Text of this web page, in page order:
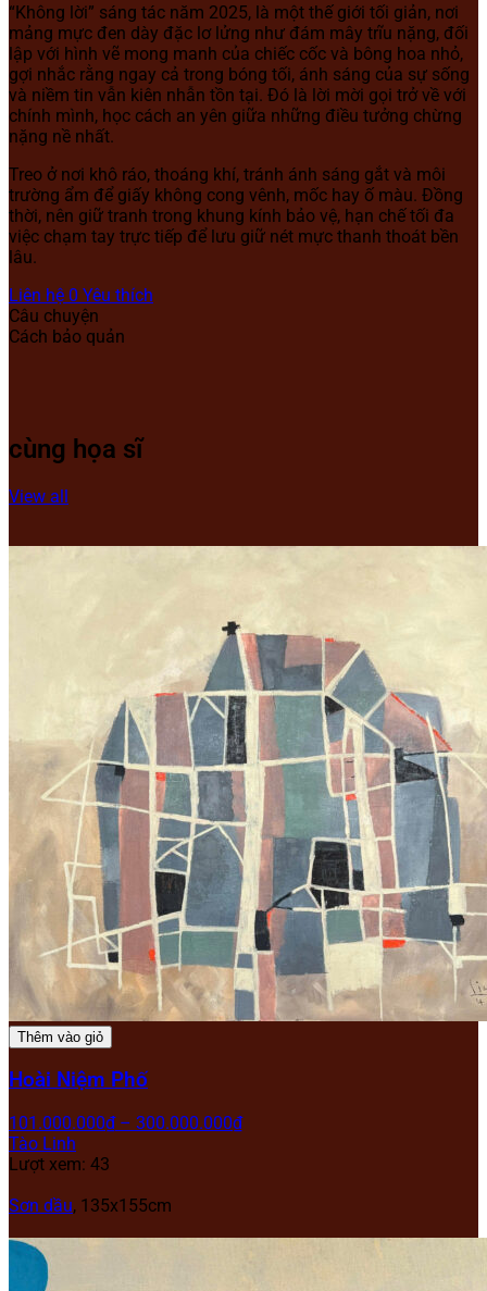
“Không lời” sáng tác năm 2025, là một thế giới tối giản, nơi
mảng mực đen dày đặc lơ lửng như đám mây trĩu nặng, đối
lập với hình vẽ mong manh của chiếc cốc và bông hoa nhỏ,
gợi nhắc rằng ngay cả trong bóng tối, ánh sáng của sự sống
và niềm tin vẫn kiên nhẫn tồn tại. Đó là lời mời gọi trở về với
chính mình, học cách an yên giữa những điều tưởng chừng
nặng nề nhất.
Treo ở nơi khô ráo, thoáng khí, tránh ánh sáng gắt và môi
trường ẩm để giấy không cong vênh, mốc hay ố màu. Đồng
thời, nên giữ tranh trong khung kính bảo vệ, hạn chế tối đa
việc chạm tay trực tiếp để lưu giữ nét mực thanh thoát bền
lâu.
Liên hệ 0 Yêu thích
Câu chuyện
Cách bảo quản
cùng họa sĩ
View all
Thêm vào giỏ
Hoài Niệm Phố
101.000.000₫ – 300.000.000₫
Tào Linh
Lượt xem: 43
Sơn dầu, 135x155cm